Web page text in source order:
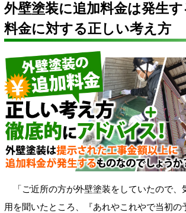
外壁塗装に追加料金は発生
料金に対する正しい考え方
「ご近所の方が外壁塗装をしていたので、
用を聞いたところ、『あれやこれやで当初の